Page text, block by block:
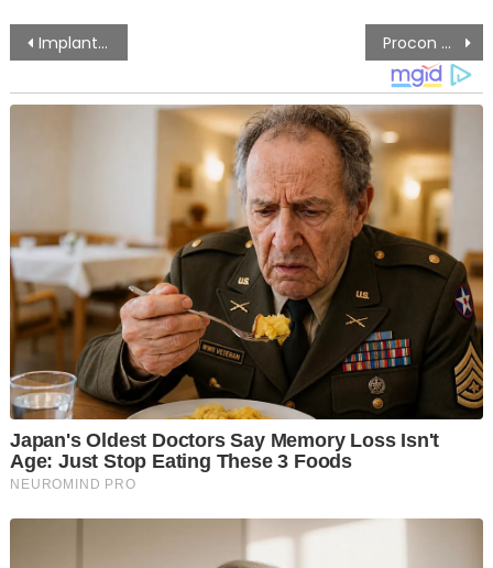
Navegação
de
artigos
Implantação do Campus Jaçanã começa com audiência pública em junho – IFSP Procon Móvel de Sorocaba atenderá em dois locais da cidade na próxima semana – Agência de Notícias